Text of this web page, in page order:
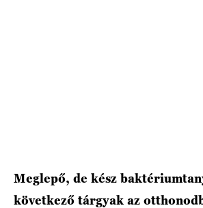
Meglepő, de kész
következő tárgyak az